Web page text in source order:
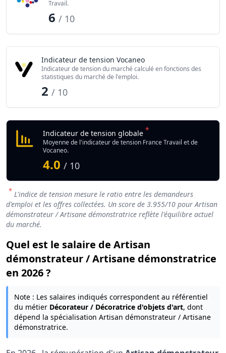
Travail.
6/ 10
Indicateur de tension Vocaneo
Indicateur de tension du marché calculé en fonctions des
statistiques du marché de l'emploi.
2 / 10
Indicateur de tension globale *
Moyenne de l'indicateur de tension France Travail et de
Vocaneo.
4.0 / 10
* L'indice de tension mesure le ratio entre les demandeurs
d'emploi et les offres collectées. Un score de 3.955/10 pour Artisan
démonstrateur / Artisane démonstratrice reflète l'équilibre actuel
du marché.
Quel est le salaire de Artisan
démonstrateur / Artisane démonstratrice
en 2026 ?
Note : Les salaires indiqués correspondent au référentiel
du métier Décorateur / Décoratrice d'objets d'art, dont
dépend la spécialisation Artisan démonstrateur / Artisane
démonstratrice.